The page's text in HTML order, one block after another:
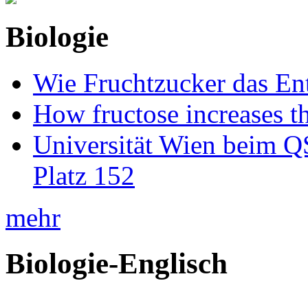
Biologie
Wie Fruchtzucker das
How fructose increases
Universität Wien beim
Platz 152
mehr
Biologie-Englisch